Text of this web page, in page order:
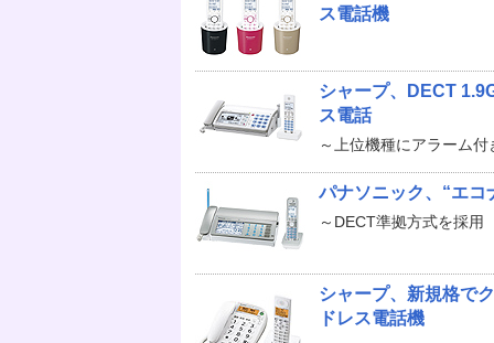
ス電話機
シャープ、DECT
ス電話
～上位機種にアラーム
パナソニック、“エコ
～DECT準拠方式を採用
シャープ、新規格で
ドレス電話機